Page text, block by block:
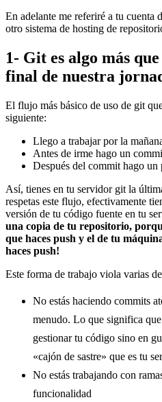
En adelante me referiré a tu cuenta
otro sistema de hosting de
1- Git es algo más
final de nuestra
El flujo más básico de uso de git
siguiente:
Llego a trabajar por la
Antes de irme hago un
Después del commit hago un
Así, tienes en tu servidor git la
respetas este flujo, efectivamente
versión de tu código fuente en tu
una copia de tu repositorio,
que haces push y el de tu
haces push!
Este forma de trabajo viola varias
No estás haciendo commits
menudo. Lo que significa
gestionar tu código sino en
«cajón de sastre» que es tu
No estás trabajando con
funcionalidad